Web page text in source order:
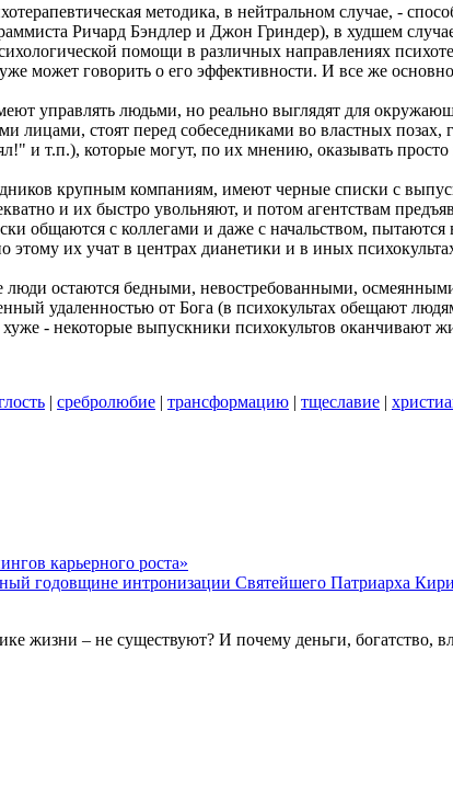
методика, в нейтральном случае, -
Ричард Бэндлер и Джон Гриндер), в худшем
помощи в различных направлениях
может говорить о его эффективности. И все же
управлять людьми, но реально выглядят для
стоят перед собеседниками во властных позах,
т.п.), которые могут, по их мнению, оказывать просто
крупным компаниям, имеют черные списки с
и их быстро увольняют, и потом агентствам
с коллегами и даже с начальством, пытаются
их учат в центрах дианетики и в иных
остаются бедными, невостребованными,
удаленностью от Бога (в психокультах обещают
- некоторые выпускники психокультов оканчивают
| сребролюбие | трансформацию | тщеславие |
карьерного роста»
годовщине интронизации Святейшего Патриарха
– не существуют? И почему деньги, богатство,